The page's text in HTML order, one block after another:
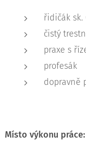
řidičák sk.
čistý
praxe s
profesák
dopravně
Místo výkonu práce: